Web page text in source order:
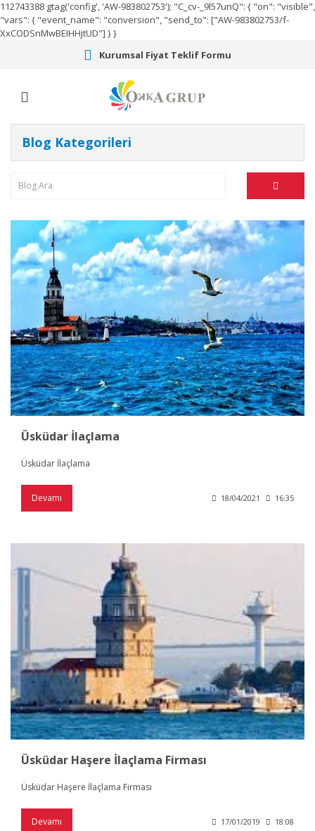
112743388 gtag('config', 'AW-983802753'); "C_cv-_9l57unQ": { "on": "visible",
"vars": { "event_name": "conversion", "send_to": ["AW-983802753/f-
XxCODSnMwBEIHHjtUD"] } }
Kurumsal Fiyat Teklif Formu
Blog Kategorileri
Üsküdar İlaçlama
Üsküdar İlaçlama
Devamı 18/04/2021 16:35
Üsküdar Haşere İlaçlama Firması
Üsküdar Haşere İlaçlama Firması
Devamı 17/01/2019 18:08